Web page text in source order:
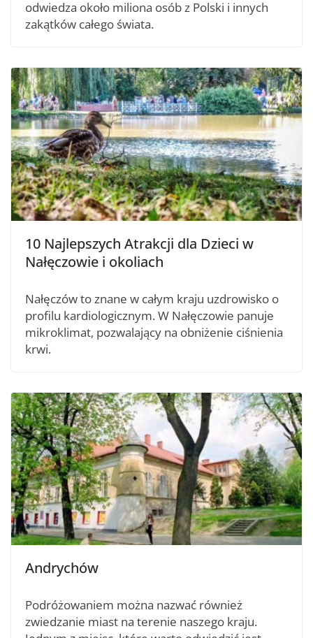
odwiedza około miliona osób z Polski i innych
zakątków całego świata.
10 Najlepszych Atrakcji dla Dzieci w
Nałęczowie i okoliach
Nałęczów to znane w całym kraju uzdrowisko o
profilu kardiologicznym. W Nałęczowie panuje
mikroklimat, pozwalający na obniżenie ciśnienia
krwi.
Andrychów
Podróżowaniem można nazwać również
zwiedzanie miast na terenie naszego kraju.